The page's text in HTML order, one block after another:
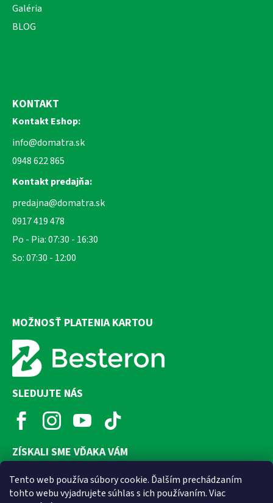
Tento web používa súbory cookie. Ďalším prechádzaním
tohto webu vyjadrujete súhlas s ich používaním. Viac
Galéria
BLOG
KONTAKT
Kontakt Eshop:
info@domatra.sk
0948 622 865
Kontakt predajňa:
predajna@domatra.sk
0917 419 478
Po - Pia: 07:30 - 16:30
So: 07:30 - 12:00
MOŽNOSŤ PLATENIA KARTOU
SLEDUJTE NÁS
ZÍSKALI SME VĎAKA VÁM